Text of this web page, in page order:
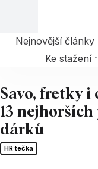
Nejnovější články
Ke stažení
Savo, fretky
13
dárků
HR tečka